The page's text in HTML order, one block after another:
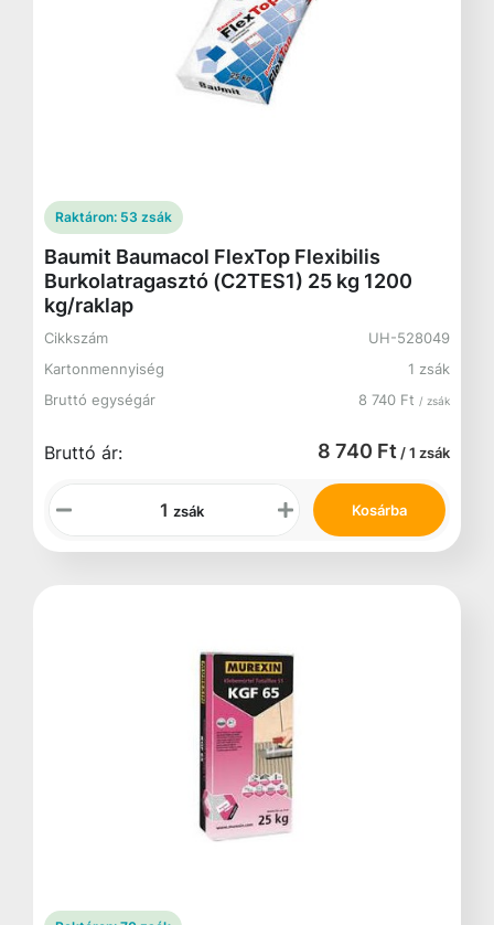
Raktáron: 53 zsák
Baumit Baumacol FlexTop Flexibilis
Burkolatragasztó (C2TES1) 25 kg 1200
kg/raklap
Cikkszám
UH-528049
Kartonmennyiség
1 zsák
Bruttó egységár
8 740 Ft / zsák
Bruttó ár: 8 740 Ft / 1 zsák
zsák Kosárba